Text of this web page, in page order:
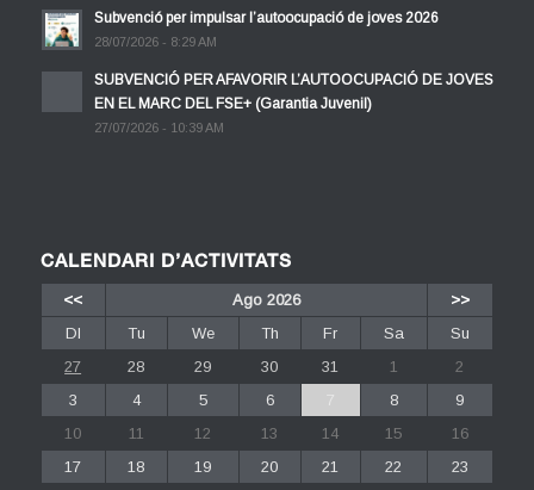
Subvenció per impulsar l’autoocupació de joves 2026
28/07/2026 - 8:29 AM
SUBVENCIÓ PER AFAVORIR L’AUTOOCUPACIÓ DE JOVES
EN EL MARC DEL FSE+ (Garantia Juvenil)
27/07/2026 - 10:39 AM
CALENDARI D’ACTIVITATS
<< Ago 2026
>>
Dl
Tu We Th Fr Sa
Su
27
28 29 30 31 1
2
3
4 5 6 7 8
9
10
11 12 13 14 15
16
17
18 19 20 21 22
23